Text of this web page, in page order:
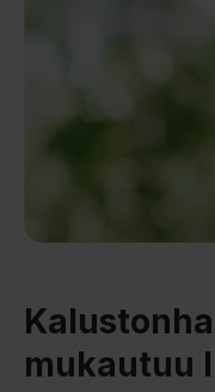
mukautuu